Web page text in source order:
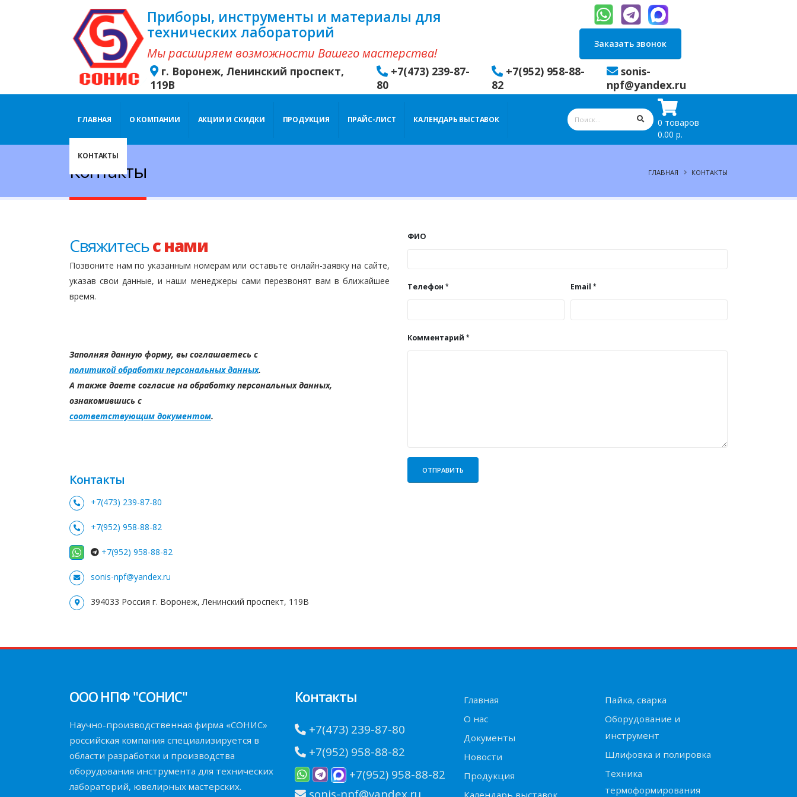
Приборы, инструменты и материалы для
технических лабораторий
Мы расширяем возможности Вашего мастерства!
Заказать звонок
г. Воронеж, Ленинский проспект,
119В
+7(473) 239-87-
80
+7(952) 958-88-
82
sonis-
npf@yandex.ru
ГЛАВНАЯ О КОМПАНИИ АКЦИИ И СКИДКИ ПРОДУКЦИЯ ПРАЙС-ЛИСТ КАЛЕНДАРЬ ВЫСТАВОК
КОНТАКТЫ
0 товаров
0.00 р.
Контакты ГЛАВНАЯ КОНТАКТЫ
Свяжитесьс нами
Позвоните нам по указанным номерам или оставьте онлайн-заявку на сайте,
указав свои данные, и наши менеджеры сами перезвонят вам в ближайшее
время.
Заполняя данную форму, вы соглашаетесь с
политикой обработки персональных данных.
А также даете согласие на обработку персональных данных,
ознакомившись с
соответствующим документом.
Контакты
+7(473) 239-87-80
+7(952) 958-88-82
+7(952) 958-88-82
sonis-npf@yandex.ru
394033 Россия г. Воронеж, Ленинский проспект, 119В
ФИО
Телефон Email
Комментарий
ООО НПФ "СОНИС"
Научно-производственная фирма «СОНИС»
российская компания специализируется в
области разработки и производства
оборудования инструмента для технических
лабораторий, ювелирных мастерских.
Контакты
+7(473) 239-87-80
+7(952) 958-88-82
+7(952) 958-88-82
Главная
О нас
Документы
Новости
Продукция
Календарь выставок
Пайка, сварка
Оборудование и
инструмент
Шлифовка и полировка
Техника
термоформирования